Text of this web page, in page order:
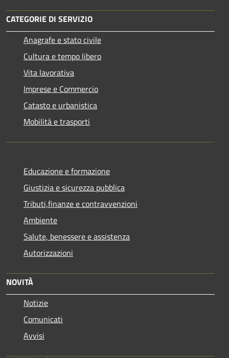
CATEGORIE DI SERVIZIO
Anagrafe e stato civile
Cultura e tempo libero
Vita lavorativa
Imprese e Commercio
Catasto e urbanistica
Mobilità e trasporti
Educazione e formazione
Giustizia e sicurezza pubblica
Tributi,finanze e contravvenzioni
Ambiente
Salute, benessere e assistenza
Autorizzazioni
NOVITÀ
Notizie
Comunicati
Avvisi